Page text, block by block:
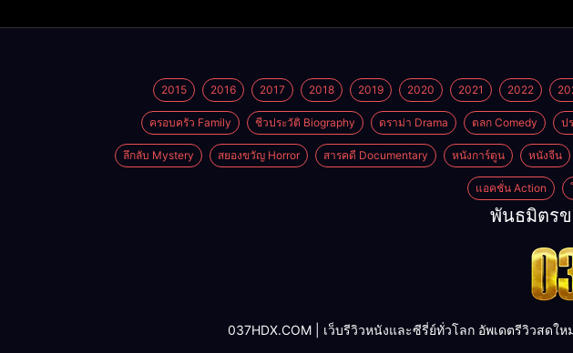
2015 2016 2017 2018 2019 2020 2021 2022
ครอบครัว Family ชีวประวัติ Biography ดราม่า Drama ตลก Comedy ป
ลึกลับ Mystery สยองขวัญ Horror สารคดี Documentary หนังการ์ตูน หนังจีน
แอคชั่น Action
พันธมิตรข
037HDX.COM | เว็บรีวิวหนังและซีรี่ย์ทั่วโลก อัพเดตรีวิวสดใ